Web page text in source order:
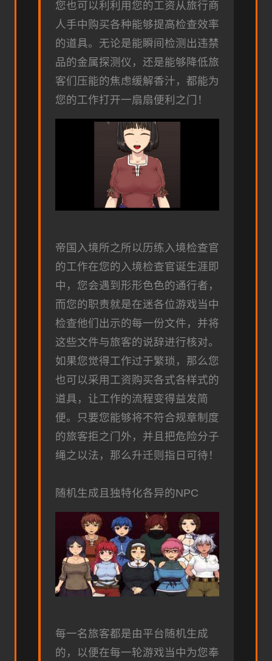
您也可以利利用您的工资从旅行商
人手中购买各种能够提高检查效率
的道具。无论是能瞬间检测出违禁
品的金属探测仪，还是能够降低旅
客们压能的焦虑缓解香汁，都能为
您的工作打开一扇扇便利之门！
帝国入境所之所以历练入境检查官
的工作在您的入境检查官诞生涯即
中，您会遇到形形色色的通行者，
而您的职责就是在迷各位游戏当中
检查他们出示的每一份文件，并将
这些文件与旅客的说辞进行核对。
如果您觉得工作过于繁琐，那么您
也可以采用工资购买各式各样式的
道具，让工作的流程变得益发简
便。只要您能够将不符合规章制度
的旅客拒之门外，并且把危险分子
绳之以法，那么升迁则指日可待！
随机生成且独特化各异的NPC
每一名旅客都是由平台随机生成
的，以便在每一轮游戏当中为您奉